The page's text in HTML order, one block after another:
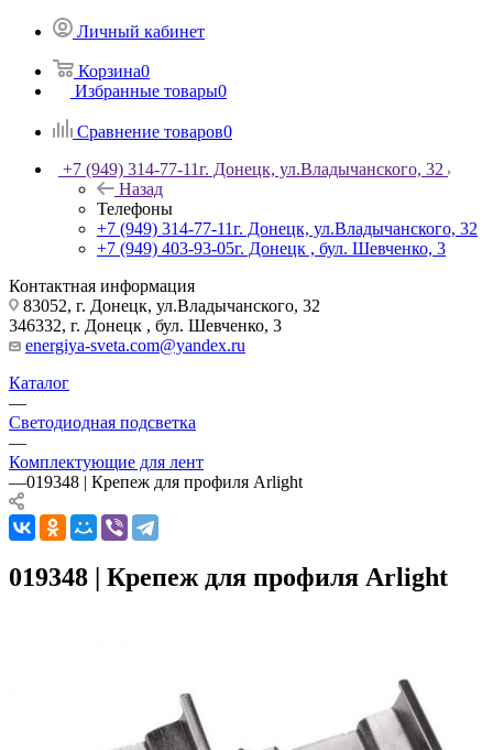
Личный кабинет
Корзина0
Избранные товары0
Сравнение товаров0
+7 (949) 314-77-11г. Донецк, ул.Владычанского, 32
Назад
Телефоны
+7 (949) 314-77-11г. Донецк, ул.Владычанского, 32
+7 (949) 403-93-05г. Донецк , бул. Шевченко, 3
Контактная информация
83052, г. Донецк, ул.Владычанского, 32
346332, г. Донецк , бул. Шевченко, 3
energiya-sveta.com@yandex.ru
Каталог
—
Светодиодная подсветка
—
Комплектующие для лент
—019348 | Крепеж для профиля Arlight
019348 | Крепеж для профиля Arlight